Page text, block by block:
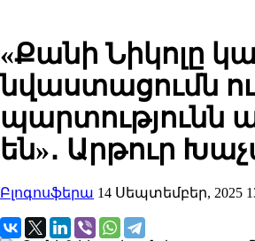
«Քանի Նիկոլը
նվաստացումն ու
պարտությունն
են»․ Արթուր
Բլոգոսֆերա 14 Սեպտեմբեր, 2025